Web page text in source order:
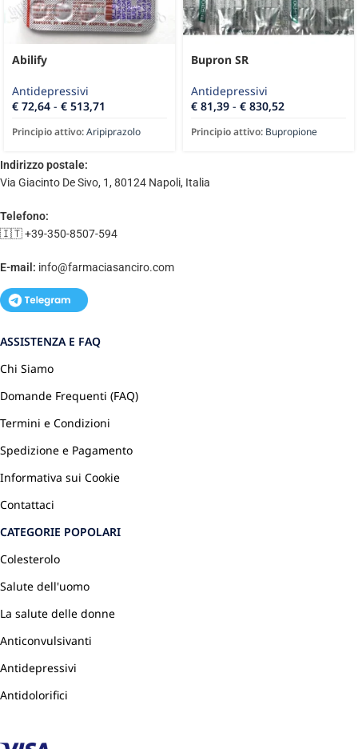
Abilify
Antidepressivi
€ 72,64 - € 513,71
Principio attivo:Aripiprazolo
Bupron SR
Antidepressivi
€ 81,39 - € 830,52
Principio attivo: Bupropione
Indirizzo postale:
Via Giacinto De Sivo, 1, 80124 Napoli, Italia
Telefono:
🇮🇹 +39-350-8507-594
E-mail: info@farmaciasanciro.com
ASSISTENZA E FAQ
Chi Siamo
Domande Frequenti (FAQ)
Termini e Condizioni
Spedizione e Pagamento
Informativa sui Cookie
Contattaci
CATEGORIE POPOLARI
Colesterolo
Salute dell'uomo
La salute delle donne
Anticonvulsivanti
Antidepressivi
Antidolorifici